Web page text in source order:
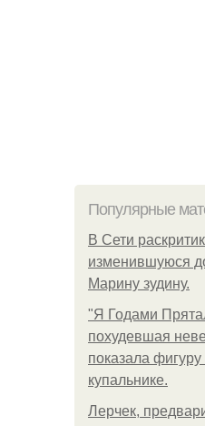
Популярные
В Сети
изменившуюся
Марину зудину.
"Я Годами
похудевшая
показала
купальнике.
Лерчек,